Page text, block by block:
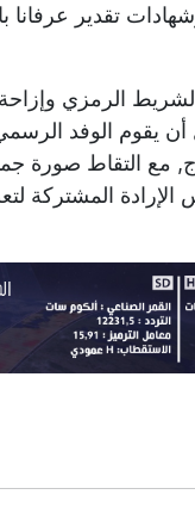
تقدير عرفانا
الرمزي وإزاحة
يقوم الوفد
مع التقاط صورة
المشتركة